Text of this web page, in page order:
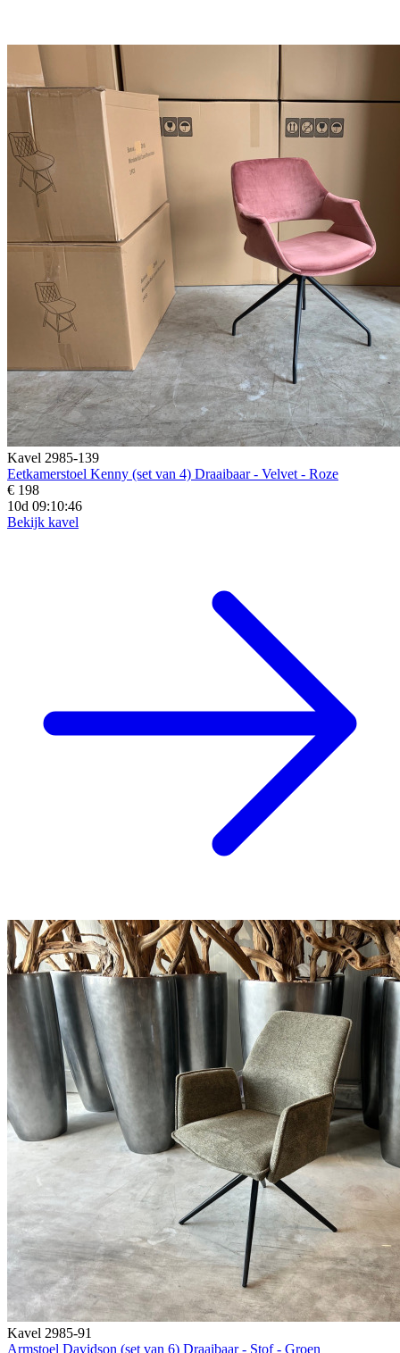
Kavel 2985-139
Eetkamerstoel Kenny (set van 4) Draaibaar - Velvet - Roze
€ 198
10d 09:10:44
Bekijk kavel
Kavel 2985-91
Armstoel Davidson (set van 6) Draaibaar - Stof - Groen